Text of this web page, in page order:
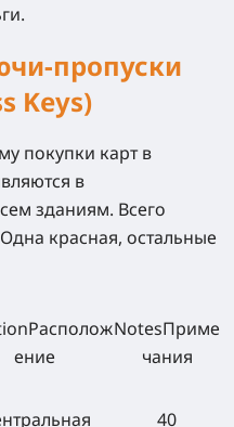
пропуски
Keys)
покупки карт в
в
зданиям. Всего
красная, остальные
ение
NotesПриме
чания
40